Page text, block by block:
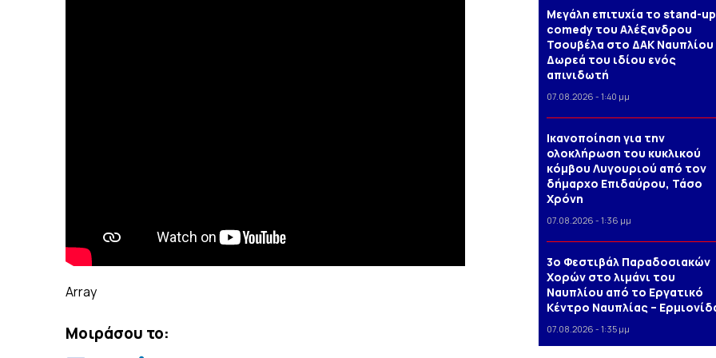
Array
Μοιράσου το:
Μεγάλη επιτυχία το stand-up
comedy του Αλέξανδρου
Τσουβέλα στο ΔΑΚ Ναυπλίου
Δωρεά του ιδίου ενός
απινιδωτή
07.08.2026 - 1:40 μμ
Iκανοποίηση για την
ολοκλήρωση του κυκλικού
κόμβου Λυγουριού από τον
δήμαρχο Επιδαύρου, Τάσο
Χρόνη
07.08.2026 - 1:36 μμ
3o Φεστιβάλ Παραδοσιακών
Χορών στο λιμάνι του
Ναυπλίου από το Εργατικό
Κέντρο Ναυπλίας –
07.08.2026 - 1:35 μμ